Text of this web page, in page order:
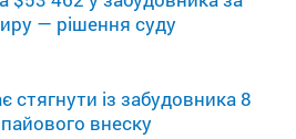
— рішення суду
стягнути із забудовника 8
внеску